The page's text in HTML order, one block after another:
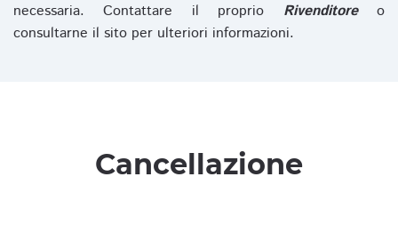
necessaria. Contattare il proprio Rivenditoreo
consultarne il sito per ulteriori informazioni.
Cancellazione